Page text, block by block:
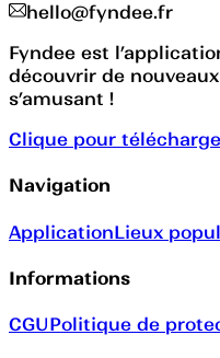
hello@fyndee.fr
Fyndee est
découvrir de
s’amusant !
Clique pour
Navigation
ApplicationLieux
Informations
CGUPolitique de